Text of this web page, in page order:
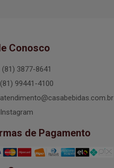
Conosco
(81) 3877-8641
(81) 99441-4100
atendimento@casabebidas.com.br
Instagram
de Pagamento